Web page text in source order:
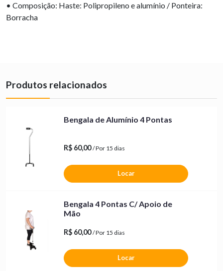
• Composição: Haste: Polipropileno e alumínio / Ponteira:
Borracha
Produtos relacionados
Bengala de Alumínio 4 Pontas
R$ 60,00/ Por 15 dias
Locar
Bengala 4 Pontas C/ Apoio de
Mão
R$ 60,00/ Por 15 dias
Locar